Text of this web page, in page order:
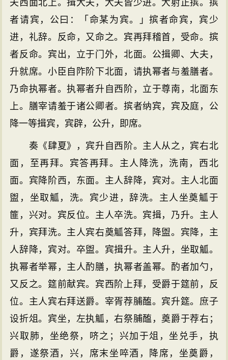
夫西面北上。揖大夫，大夫皆少进。大射正摈。摈
者请宾，公曰：「命某为宾。」摈者命宾，宾少
进，礼辞。反命，又命之。宾再拜稽首，受命。摈
者反命。宾出，立于门外，北面。公揖卿、大夫，
升就席。小臣自阼阶下北面，请执幂者与羞膳者。
乃命执幂者。执幂者升自西阶，立于尊南，北面东
上。膳宰请羞于诸公卿者。摈者纳宾，宾及庭，公
降一等揖宾，宾辟，公升，即席。
奏《肆夏》，宾升自西阶。主人从之，宾右北
面，至再拜。宾答再拜。主人降洗，洗南，西北
面。宾降阶西，东面。主人辞降，宾对。主人北面
盥，坐取觚，洗。宾少进，辞洗。主人坐奠觚于
篚，兴对。宾反位。主人卒洗。宾揖，乃升。主人
升，宾拜洗。主人宾右奠觚答拜，降盥。宾降，主
人辞降，宾对。卒盥。宾揖升。主人升，坐取觚。
执幂者举幂，主人酌膳，执幂者盖幂。酌者加勺，
又反之。筵前献宾。宾西阶上拜，受爵于筵前，反
位。主人宾右拜送爵。宰胥荐脯醢。宾升筵。庶子
设折俎。宾坐，左执觚，右祭脯醢，奠爵于荐右；
兴取肺，坐绝祭，哜之；兴加于俎，坐兑手，执
爵，遂祭酒，兴，席末坐啐酒，降席，坐奠爵，